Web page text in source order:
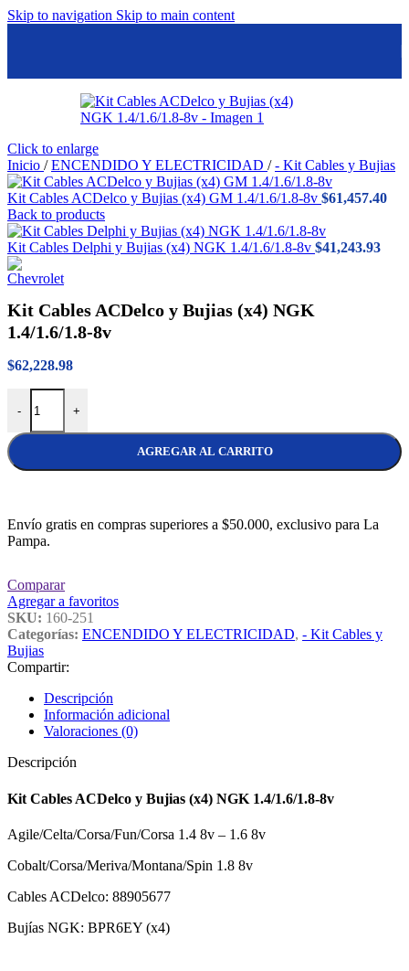
Skip to navigation Skip to main content
Click to enlarge
Inicio / ENCENDIDO Y ELECTRICIDAD / - Kit Cables y Bujias
Kit Cables ACDelco y Bujias (x4) GM 1.4/1.6/1.8-8v $61,457.40
Back to products
Kit Cables Delphi y Bujias (x4) NGK 1.4/1.6/1.8-8v $41,243.93
Kit Cables ACDelco y Bujias (x4) NGK
1.4/1.6/1.8-8v
$62,228.98
-
Kit Cables ACDelco y Bujias (x4) NGK 1.4/1.6/1.8-8v cantidad
+
AGREGAR AL CARRITO
Envío gratis en compras superiores a $50.000, exclusivo para La
Pampa.
Comparar
Agregar a favoritos
SKU: 160-251
Categorías: ENCENDIDO Y ELECTRICIDAD, - Kit Cables y
Bujias
Compartir:
Descripción
Información adicional
Valoraciones (0)
Descripción
Kit Cables ACDelco y Bujias (x4) NGK 1.4/1.6/1.8-8v
Agile/Celta/Corsa/Fun/Corsa 1.4 8v – 1.6 8v
Cobalt/Corsa/Meriva/Montana/Spin 1.8 8v
Cables ACDelco: 88905677
Bujías NGK: BPR6EY (x4)